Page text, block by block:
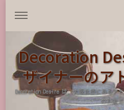
Decoration
ザイナーの
Decoration Desire は、大阪北摂にあるア
のお店で